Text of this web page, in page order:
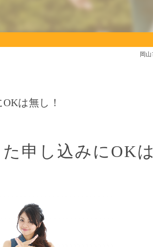
岡
は無し！
申し込みにOKは